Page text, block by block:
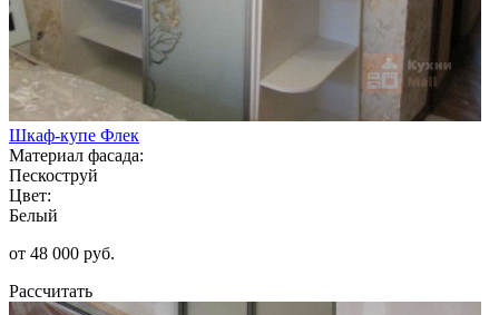
Шкаф-купе Флек
Материал фасада:
Пескоструй
Цвет:
Белый
от 48 000 руб.
Рассчитать